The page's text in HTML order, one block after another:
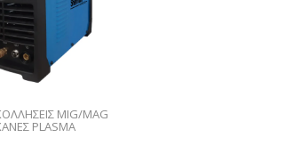
MIG/MAG
PLASMA